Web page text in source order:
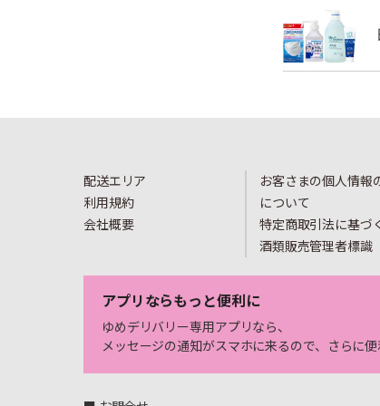
配送エリア
利用規約
会社概要
お客さまの個人情報
について
特定商取引法に基づ
酒類販売管理者標識
アプリならもっと便利に
ゆめデリバリー専用アプリなら、
メッセージの通知がスマホに来るので、さらに便